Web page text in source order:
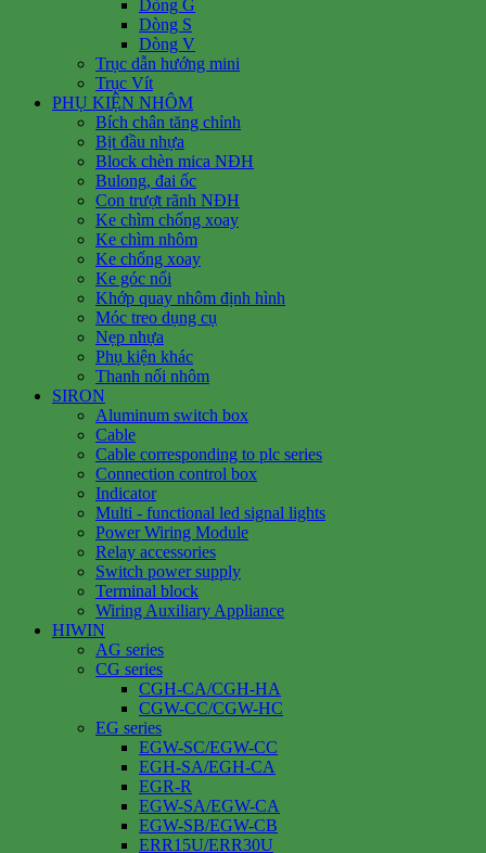
Dòng G
Dòng S
Dòng V
Trục dẫn hướng mini
Trục Vít
PHỤ KIỆN NHÔM
Bích chân tăng chỉnh
Bịt đầu nhựa
Block chèn mica NĐH
Bulong, đai ốc
Con trượt rãnh NĐH
Ke chìm chống xoay
Ke chìm nhôm
Ke chống xoay
Ke góc nổi
Khớp quay nhôm định hình
Móc treo dụng cụ
Nẹp nhựa
Phụ kiện khác
Thanh nối nhôm
SIRON
Aluminum switch box
Cable
Cable corresponding to plc series
Connection control box
Indicator
Multi - functional led signal lights
Power Wiring Module
Relay accessories
Switch power supply
Terminal block
Wiring Auxiliary Appliance
HIWIN
AG series
CG series
CGH-CA/CGH-HA
CGW-CC/CGW-HC
EG series
EGW-SC/EGW-CC
EGH-SA/EGH-CA
EGR-R
EGW-SA/EGW-CA
EGW-SB/EGW-CB
ERR15U/ERR30U